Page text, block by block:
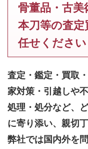
骨董品・古美
本刀等の査
任せください
査定・鑑定・買取
家対策・引越しや
処理・処分など、
に寄り添い、親切
弊社では国内外を